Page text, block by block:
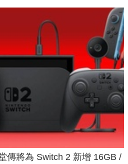
傳將為 Switch 2 新增 16GB /